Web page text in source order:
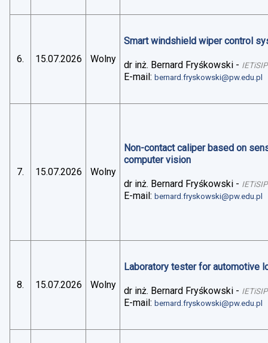
6. 15.07.2026 Wolny
Smart windshield wiper control
dr inż. Bernard Fryśkowski - IETiSIP
E-mail:bernard.fryskowski@pw.edu.pl
7. 15.07.2026 Wolny
Non-contact caliper based on
computer vision
dr inż. Bernard Fryśkowski - IETiSIP
E-mail:bernard.fryskowski@pw.edu.pl
8. 15.07.2026 Wolny
Laboratory tester for automotive
dr inż. Bernard Fryśkowski - IETiSIP
E-mail:bernard.fryskowski@pw.edu.pl